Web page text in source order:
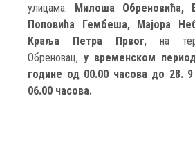
улицама: Милоша Обреновића,
Поповића Гембеша, Мајора
Краља Петра Првог, на
Обреновац, у временском
године од 00.00 часова до 28.
06.00 часова.